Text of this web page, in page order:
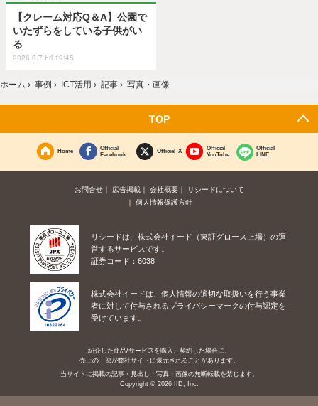
【クレーム対応Q＆A】公園で
いたずらをしている子供がい
る
2026.8.7 Fri 19:45
ホーム › 事例 › ICT活用 › 記事 › 写真・画像
TOP
Home
Official
Facebook
Official X
Official
YouTube
Official
LINE
お問合せ 広告掲載 会社概要
リシードについて
個人情報保護方針
リシードは、株式会社イード（東証グロース上場）の運
営するサービスです。
証券コード：6038
株式会社イードは、個人情報の適切な取扱いを行う事業
者に対して付与されるプライバシーマークの付与認定を
受けています。
紹介した商品/サービスを購入、契約した場合に、
売上の一部が弊社サイトに還元されることがあります。
当サイトに掲載の記事・見出し・写真・画像の無断転載を禁じます。
Copyright © 2026 IID, Inc.